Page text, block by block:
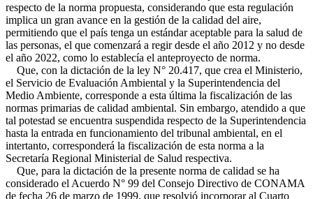
respecto de la norma propuesta, considerando que esta regulación
implica un gran avance en la gestión de la calidad del aire,
permitiendo que el país tenga un estándar aceptable para la salud de
las personas, el que comenzará a regir desde el año 2012 y no desde
el año 2022, como lo establecía el anteproyecto de norma.
Que, con la dictación de la ley N° 20.417, que crea el Ministerio,
el Servicio de Evaluación Ambiental y la Superintendencia del
Medio Ambiente, corresponde a esta última la fiscalización de las
normas primarias de calidad ambiental. Sin embargo, atendido a que
tal potestad se encuentra suspendida respecto de la Superintendencia
hasta la entrada en funcionamiento del tribunal ambiental, en el
intertanto, corresponderá la fiscalización de esta norma a la
Secretaría Regional Ministerial de Salud respectiva.
Que, para la dictación de la presente norma de calidad se ha
considerado el Acuerdo N° 99 del Consejo Directivo de CONAMA
de fecha 26 de marzo de 1999, que resolvió incorporar al Cuarto